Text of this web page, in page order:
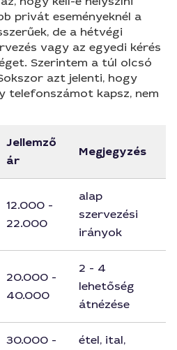
privát eseményeknél a
de a hétvégi
vagy az egyedi kérés
Szerintem a túl olcsó
azt jelenti, hogy
telefonszámot kapsz, nem
Jellemző
ár
Megjegyzés
12.000 -
22.000
alap
szervezési
irányok
20.000 -
40.000
2 - 4
lehetőség
átnézése
30.000 -
étel, ital,